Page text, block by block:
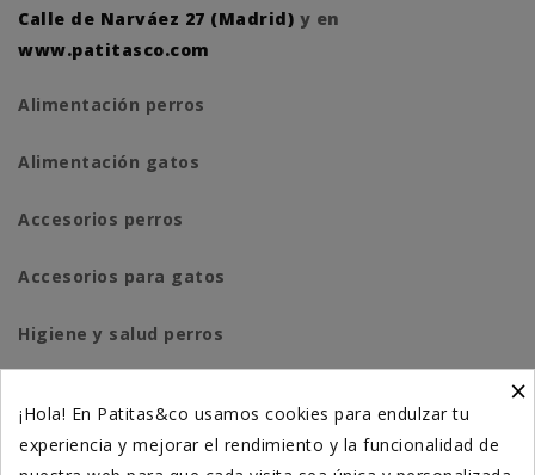
Calle de Narváez 27 (Madrid) y en
www.patitasco.com
Alimentación perros
Alimentación gatos
Accesorios perros
Accesorios para gatos
Higiene y salud perros
Suplementación natural
×
¡Hola! En Patitas&co usamos cookies para endulzar tu
experiencia y mejorar el rendimiento y la funcionalidad de